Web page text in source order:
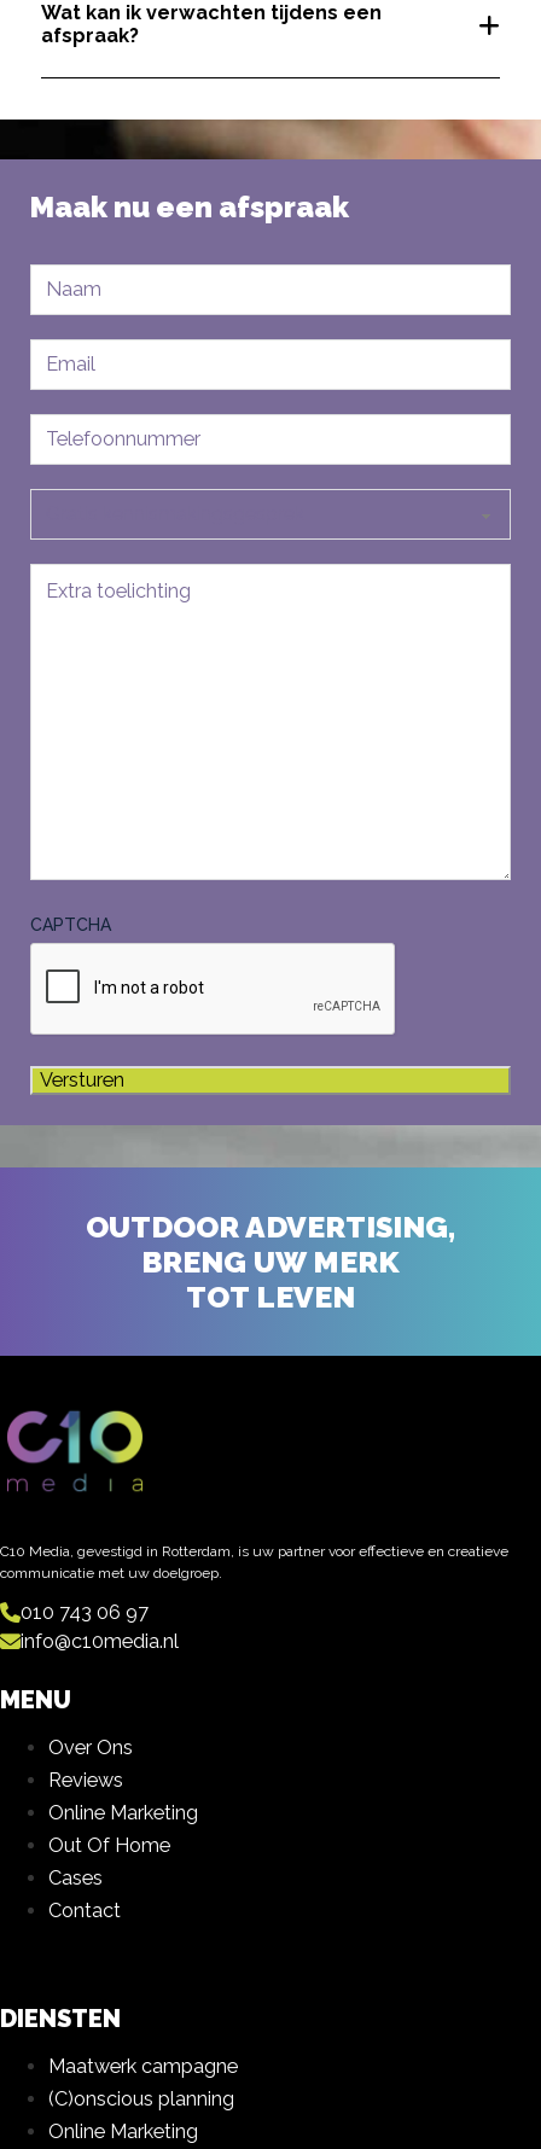
Wat kan ik verwachten tijdens een
afspraak?
Maak nu een afspraak
mailadres
CAPTCHA
OUTDOOR ADVERTISING,
BRENG UW MERK
TOT LEVEN
C10 Media, gevestigd in Rotterdam, is uw partner voor effectieve en creatieve
communicatie met uw doelgroep.
010 743 06 97
info@c10media.nl
MENU
Over Ons
Reviews
Online Marketing
Out Of Home
Cases
Contact
DIENSTEN
Maatwerk campagne
(C)onscious planning
Online Marketing